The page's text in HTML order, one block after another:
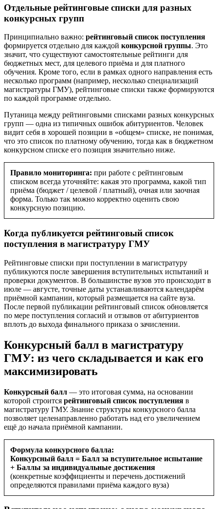
Отдельные рейтинговые списки для разных
конкурсных групп
Принципиально важно: рейтинговый список поступления
формируется отдельно для каждой конкурсной группы. Это
значит, что существуют самостоятельные рейтинги для
бюджетных мест, для целевого приёма и для платного
обучения. Кроме того, если в рамках одного направления есть
несколько программ (например, несколько специализаций
магистратуры ГМУ), рейтинговые списки также формируются
по каждой программе отдельно.
Путаница между рейтинговыми списками разных конкурсных
групп — одна из типичных ошибок абитуриентов. Человек
видит себя в хорошей позиции в «общем» списке, не понимая,
что это список по платному обучению, тогда как в бюджетном
конкурсном списке его позиция значительно ниже.
Правило мониторинга: при работе с рейтинговым
списком всегда уточняйте: какая это программа, какой тип
приёма (бюджет / целевой / платный), очная или заочная
форма. Только так можно корректно оценить свою
конкурсную позицию.
Когда публикуется рейтинговый список
поступления в магистратуру ГМУ
Рейтинговые списки при поступлении в магистратуру
публикуются после завершения вступительных испытаний и
проверки документов. В большинстве вузов это происходит в
июле — августе, точные даты устанавливаются календарём
приёмной кампании, который размещается на сайте вуза.
После первой публикации рейтинговый список обновляется
по мере поступления согласий и отзывов от абитуриентов
вплоть до выхода финального приказа о зачислении.
Конкурсный балл в магистратуру
ГМУ: из чего складывается и как его
максимизировать
Конкурсный балл — это итоговая сумма, на основании
которой строится рейтинговый список поступления в
магистратуру ГМУ. Знание структуры конкурсного балла
позволяет целенаправленно работать над его увеличением
ещё до начала приёмной кампании.
Формула конкурсного балла:
Конкурсный балл = Балл за вступительное испытание
+ Баллы за индивидуальные достижения
(конкретные коэффициенты и перечень достижений
определяются правилами приёма каждого вуза)